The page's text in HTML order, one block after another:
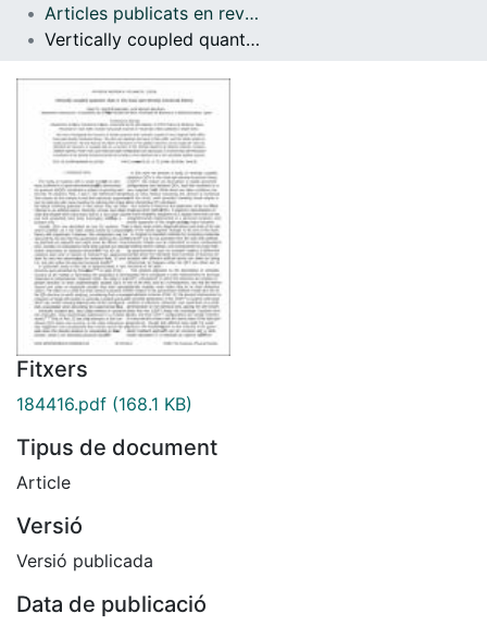
Com publicar
Contacte
Articles publicats en revistes (Física Quàntica i Astrofísica)
Vertically coupled quantum dots in the local spin-density functional theory
Fitxers
184416.pdf (168.1 KB)
Tipus de document
Article
Versió
Versió publicada
Data de publicació